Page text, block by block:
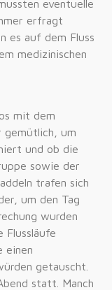
eventuelle
erfragt
es auf dem Fluss
medizinischen
mit dem
gemütlich, um
und ob die
sowie der
trafen sich
um den Tag
wurden
Flussläufe
einen
getauscht.
statt. Manch